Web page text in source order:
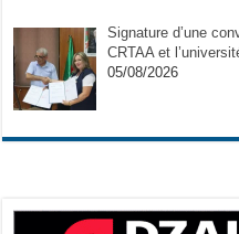
Signature d’une
CRTAA et
05/08/2026